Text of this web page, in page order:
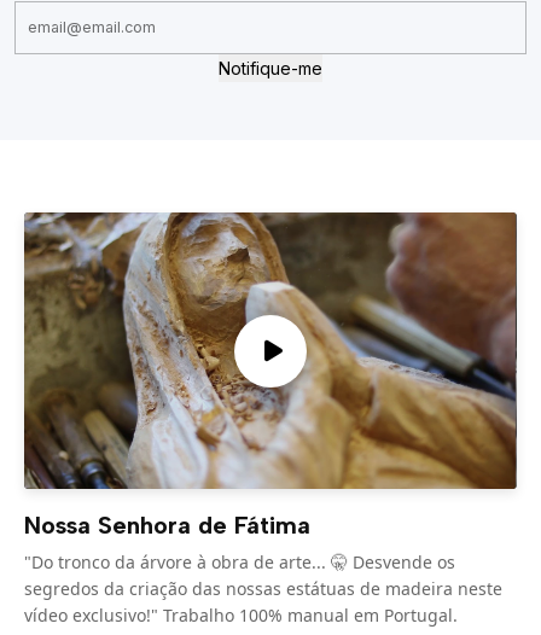
Notifique-me
Nossa Senhora de Fátima
"Do tronco da árvore à obra de arte... 🤫 Desvende os
segredos da criação das nossas estátuas de madeira neste
vídeo exclusivo!" Trabalho 100% manual em Portugal.